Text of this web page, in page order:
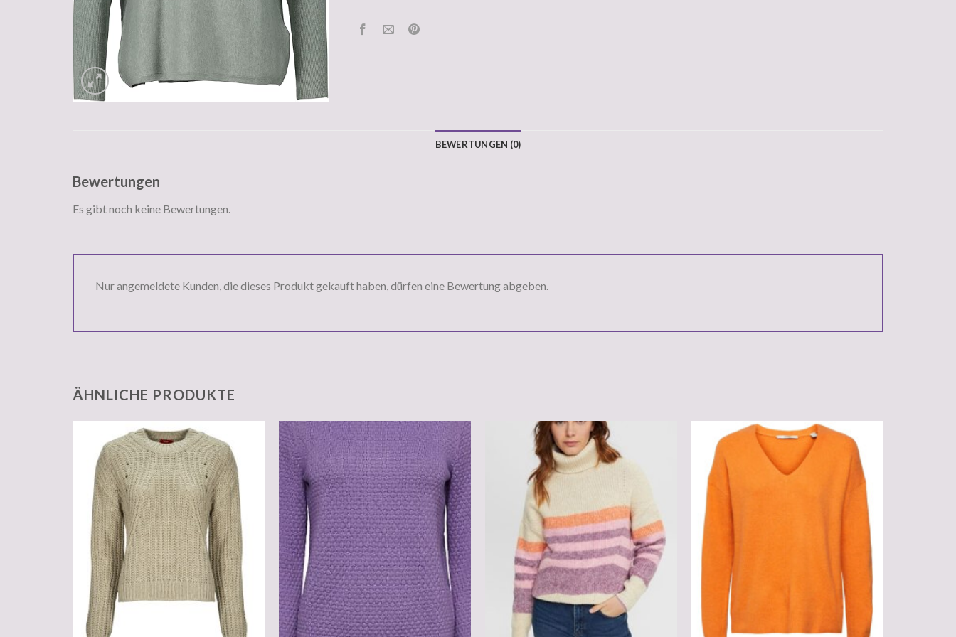
BEWERTUNGEN (0)
Bewertungen
Es gibt noch keine Bewertungen.
Nur angemeldete Kunden, die dieses Produkt gekauft haben, dürfen eine Bewertung abgeben.
ÄHNLICHE PRODUKTE